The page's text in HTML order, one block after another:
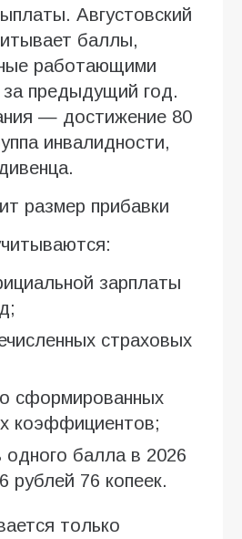
Августовский
баллы,
работающими
за предыдущий год.
— достижение 80
инвалидности,
размер прибавки
зарплаты
страховых
сформированных
коэффициентов;
одного балла в 2026
рублей 76 копеек.
только